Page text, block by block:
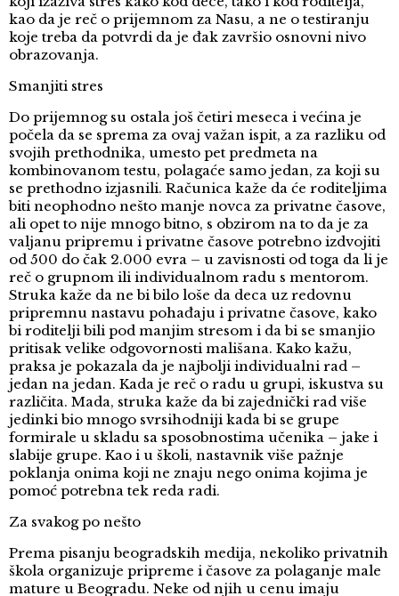
kao da je reč o prijemnom za Nasu, a ne o testiranju
koje treba da potvrdi da je đak završio osnovni nivo
obrazovanja.
Smanjiti stres
Do prijemnog su ostala još četiri meseca i većina je
počela da se sprema za ovaj važan ispit, a za razliku od
svojih prethodnika, umesto pet predmeta na
kombinovanom testu, polagaće samo jedan, za koji su
se prethodno izjasnili. Računica kaže da će roditeljima
biti neophodno nešto manje novca za privatne časove,
ali opet to nije mnogo bitno, s obzirom na to da je za
valjanu pripremu i privatne časove potrebno izdvojiti
od 500 do čak 2.000 evra – u zavisnosti od toga da li je
reč o grupnom ili individualnom radu s mentorom.
Struka kaže da ne bi bilo loše da deca uz redovnu
pripremnu nastavu pohađaju i privatne časove, kako
bi roditelji bili pod manjim stresom i da bi se smanjio
pritisak velike odgovornosti mališana. Kako kažu,
praksa je pokazala da je najbolji individualni rad –
jedan na jedan. Kada je reč o radu u grupi, iskustva su
različita. Mada, struka kaže da bi zajednički rad više
jedinki bio mnogo svrsihodniji kada bi se grupe
formirale u skladu sa sposobnostima učenika – jake i
slabije grupe. Kao i u školi, nastavnik više pažnje
poklanja onima koji ne znaju nego onima kojima je
pomoć potrebna tek reda radi.
Za svakog po nešto
Prema pisanju beogradskih medija, nekoliko privatnih
škola organizuje pripreme i časove za polaganje male
mature u Beogradu. Neke od njih u cenu imaju